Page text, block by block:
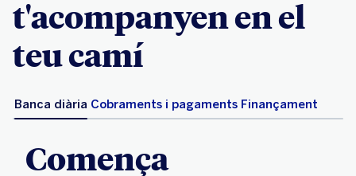
t'acompanyen en el
teu camí
Banca diària Cobraments i pagaments Finançament
Comença